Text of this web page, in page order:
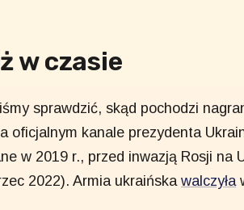
w czasie
sprawdzić, skąd pochodzi
oficjalnym kanale prezydenta
w 2019 r., przed inwazją Rosji na
2022). Armia ukraińska walczyła